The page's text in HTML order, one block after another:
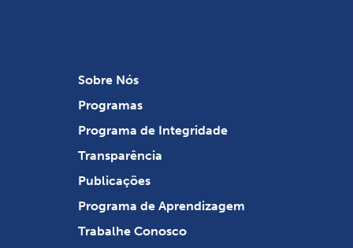
Sobre Nós
Programas
Programa de Integridade
Transparência
Publicações
Programa de Aprendizagem
Trabalhe Conosco